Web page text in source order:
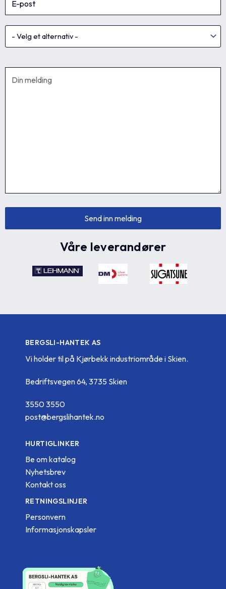
Våre leverandører
BERGSLI-HANTEK AS
Vi holder til på Kjørbekk industriområde i Skien.
Bedriftsvegen 64, 3735 Skien
3550 3550
post@bergslihantek.no
HURTIGLINKER
Be om katalog
Nyhetsbrev
Kontakt oss
RETNINGSLINJER
Personvern
Informasjonskapsler